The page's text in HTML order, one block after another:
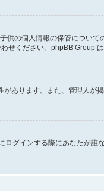
の個人情報の保管につい
ください。phpBB Group
あります。また、管理人
グインする際にあなたが